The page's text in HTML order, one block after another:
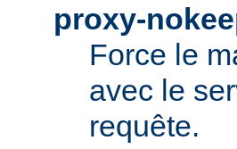
proxy-
Force le
avec le
requête.